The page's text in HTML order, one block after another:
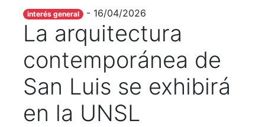
interés general - 16/04/2026
La arquitectura
contemporánea de
San Luis se exhibirá
en la UNSL